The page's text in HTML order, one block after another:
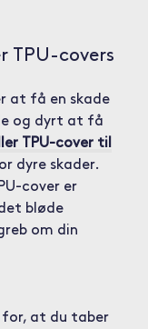
TPU-covers
at få en skade
og dyrt at få
TPU-cover til
dyre skader.
cover er
bløde
om din
for, at du taber